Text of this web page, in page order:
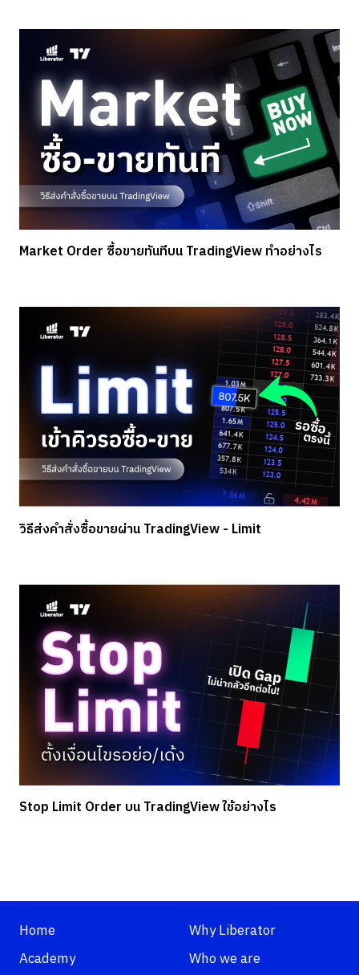
Market Order ซื้อขายทันทีบน TradingView ทำอย่างไร
วิธีส่งคำสั่งซื้อขายผ่าน TradingView - Limit
Stop Limit Order บน TradingView ใช้อย่างไร
Home
Academy
Why Liberator
Who we are